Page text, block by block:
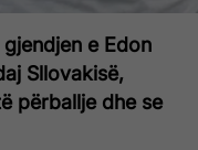
e Edon
Sllovakisë,
përballje dhe se